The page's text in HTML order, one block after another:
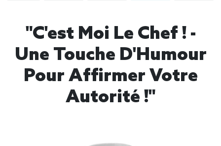
"C'est Moi Le Chef ! -
Une Touche D'Humour
Pour Affirmer Votre
Autorité !"